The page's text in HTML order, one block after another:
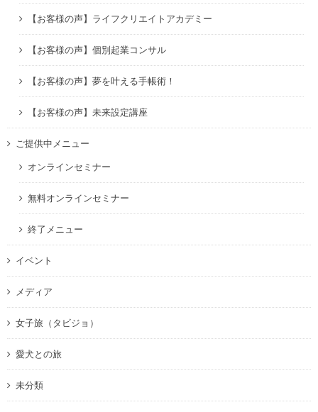
【お客様の声】ライフクリエイトアカデミー
【お客様の声】個別起業コンサル
【お客様の声】夢を叶える手帳術！
【お客様の声】未来設定講座
ご提供中メニュー
オンラインセミナー
無料オンラインセミナー
終了メニュー
イベント
メディア
女子旅（タビジョ）
愛犬との旅
未分類